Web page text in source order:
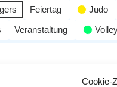
Cookie-
Feiertag Judo
Veranstaltung